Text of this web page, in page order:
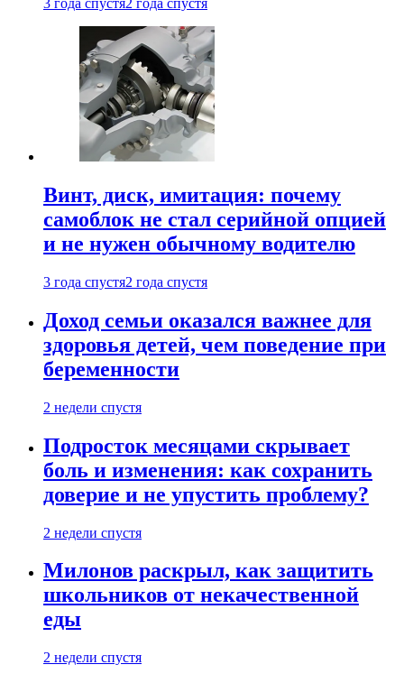
3 года спустя2 года спустя
Винт, диск, имитация: почему
самоблок не стал серийной опцией
и не нужен обычному водителю
3 года спустя2 года спустя
Доход семьи оказался важнее для
здоровья детей, чем поведение при
беременности
2 недели спустя
Подросток месяцами скрывает
боль и изменения: как сохранить
доверие и не упустить проблему?
2 недели спустя
Милонов раскрыл, как защитить
школьников от некачественной
еды
2 недели спустя